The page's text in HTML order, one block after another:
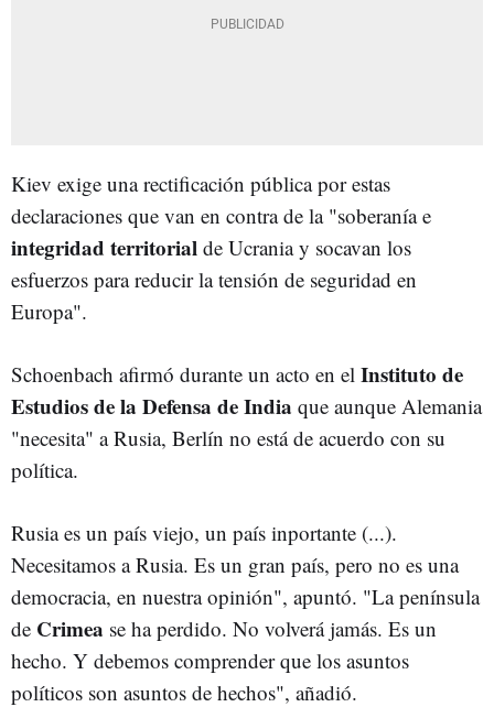
Kiev exige una rectificación pública por estas
declaraciones que van en contra de la "soberanía e
integridad territorial de Ucrania y socavan los
esfuerzos para reducir la tensión de seguridad en
Europa".
Schoenbach afirmó durante un acto en el Instituto de
Estudios de la Defensa de India que aunque Alemania
"necesita" a Rusia, Berlín no está de acuerdo con su
política.
Rusia es un país viejo, un país inportante (...).
Necesitamos a Rusia. Es un gran país, pero no es una
democracia, en nuestra opinión", apuntó. "La península
de Crimea se ha perdido. No volverá jamás. Es un
hecho. Y debemos comprender que los asuntos
políticos son asuntos de hechos", añadió.